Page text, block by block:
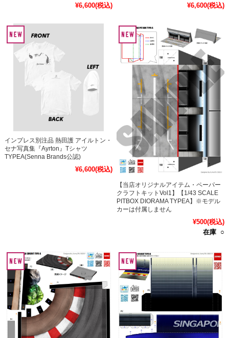
¥6,600(税込) ¥6,600(税込)
インプレス別注品 熱田護 アイルトン・
セナ写真集『Ayrton』Tシャツ
TYPEA(Senna Brands公認)
¥6,600(税込)
【当店オリジナルアイテム・ペーパー
クラフトキットVol1】【1/43 SCALE
PITBOX DIORAMA TYPEA】※モデル
カーは付属しません
¥500(税込)
在庫 ○